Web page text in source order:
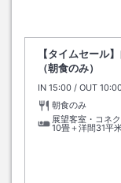
【タイムセール
（朝食のみ）
IN チェックイン
15:00 / OUT チェ
朝食のみ
展望客室・コネ
10畳＋洋間31平